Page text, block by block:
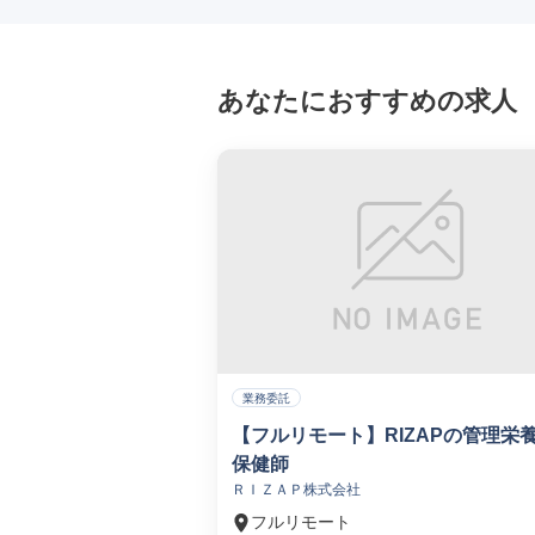
あなたにおすすめの求人
業務委託
【フルリモート】RIZAPの管理栄
保健師
ＲＩＺＡＰ株式会社
フルリモート